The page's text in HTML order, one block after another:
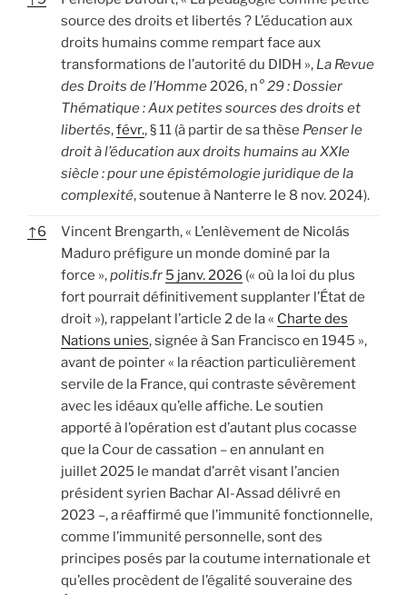
source des droits et libertés ? L’éducation aux
droits humains comme rempart face aux
transformations de l’autorité du DIDH », La Revue
des Droits de l’Homme2026, n° 29 : Dossier
Thématique : Aux petites sources des droits et
libertés,févr., § 11 (à partir de sa thèse Penser le
droit à l’éducation aux droits humains au XXIe
siècle : pour une épistémologie juridique de la
complexité, soutenue à Nanterre le 8 nov. 2024).
↑6
Vincent Brengarth, « L’enlèvement de Nicolás
Maduro préfigure un monde dominé par la
force »,politis.fr 5 janv. 2026 (« où la loi du plus
fort pourrait définitivement supplanter l’État de
droit »), rappelant l’article 2 de la « Charte des
Nations unies, signée à San Francisco en 1945 »,
avant de pointer « la réaction particulièrement
servile de la France, qui contraste sévèrement
avec les idéaux qu’elle affiche. Le soutien
apporté à l’opération est d’autant plus cocasse
que la Cour de cassation – en annulant en
juillet 2025 le mandat d’arrêt visant l’ancien
président syrien Bachar Al-Assad délivré en
2023 –, a réaffirmé que l’immunité fonctionnelle,
comme l’immunité personnelle, sont des
principes posés par la coutume internationale et
qu’elles procèdent de l’égalité souveraine des